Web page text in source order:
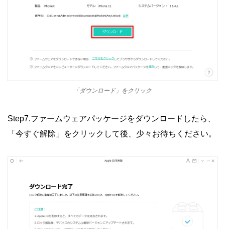
「ダウンロード」をクリック
Step7.ファームウェアパッケージをダウンロードしたら、
「今すぐ解除」をクリックして後、少々お待ちください。